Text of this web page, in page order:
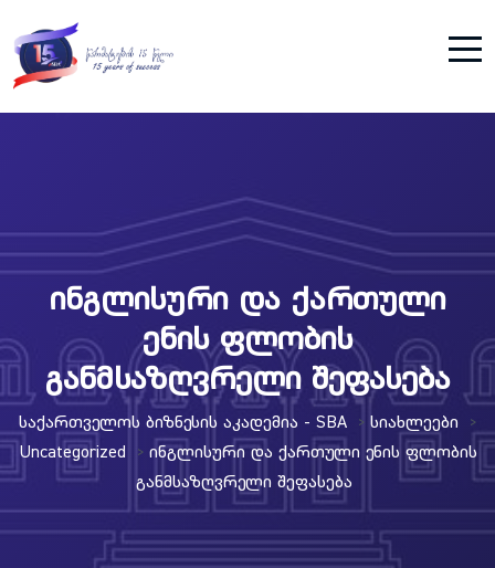
ინგლისური და ქართული
ენის ფლობის
განმსაზღვრელი შეფასება
Საქართველოს Ბიზნესის Აკადემია - SBA > Სიახლეები >
Uncategorized > Ინგლისური Და Ქართული Ენის Ფლობის
Განმსაზღვრელი Შეფასება